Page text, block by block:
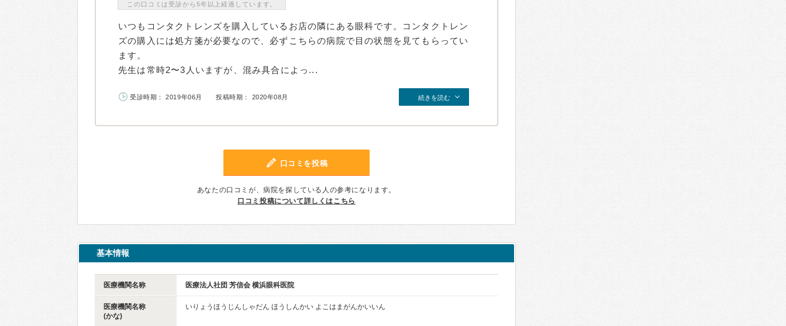
この口コミは受診から5年以上経過しています。
いつもコンタクトレンズを購入しているお店の隣にある眼科です。コンタクトレン
ズの購入には処方箋が必要なので、必ずこちらの病院で目の状態を見てもらってい
ます。
先生は常時2〜3人いますが、混み具合によっ...
受診時期： 2019年06月 投稿時期： 2020年08月 続きを読む
口コミを投稿
あなたの口コミが、病院を探している人の参考になります。
口コミ投稿について詳しくはこちら
基本情報
医療機関名称 医療法人社団 芳信会 横浜眼科医院
医療機関名称
(かな)
いりょうほうじんしゃだん ほうしんかい よこはまがんかいいん